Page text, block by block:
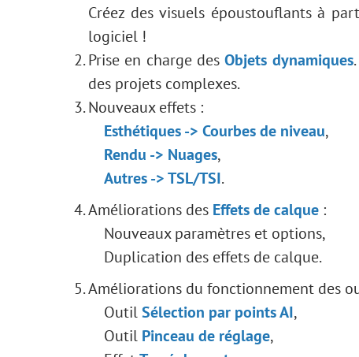
Créez des visuels époustouflants à
logiciel !
Prise en charge desObjets dynamiques
des projets complexes.
Nouveaux effets :
Esthétiques -> Courbes de niveau,
Rendu -> Nuages,
Autres -> TSL/TSI.
Améliorations des Effets de calque :
Nouveaux paramètres et options,
Duplication des effets de calque.
Améliorations du fonctionnement des
OutilSélection par points AI,
Outil Pinceau de réglage,